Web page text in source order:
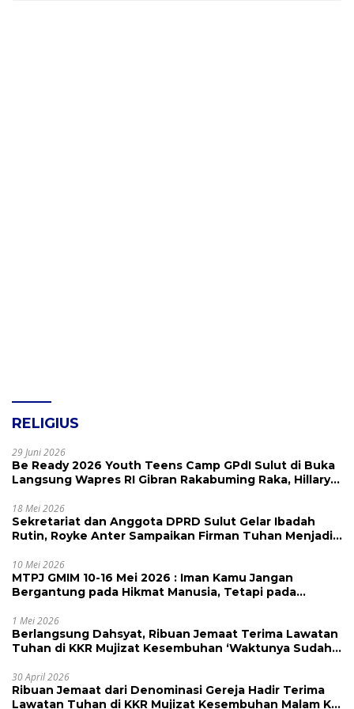
RELIGIUS
29 Juni 2026
Be Ready 2026 Youth Teens Camp GPdI Sulut di Buka
Langsung Wapres RI Gibran Rakabuming Raka, Hillary
18 Mei 2026
Sekretariat dan Anggota DPRD Sulut Gelar Ibadah
Rutin, Royke Anter Sampaikan Firman Tuhan Menjadi
10 Mei 2026
MTPJ GMIM 10-16 Mei 2026 : Iman Kamu Jangan
Bergantung pada Hikmat Manusia, Tetapi pada
1 Mei 2026
Berlangsung Dahsyat, Ribuan Jemaat Terima Lawatan
Tuhan di KKR Mujizat Kesembuhan ‘Waktunya Sudah
30 April 2026
Ribuan Jemaat dari Denominasi Gereja Hadir Terima
Lawatan Tuhan di KKR Mujizat Kesembuhan Malam Ke